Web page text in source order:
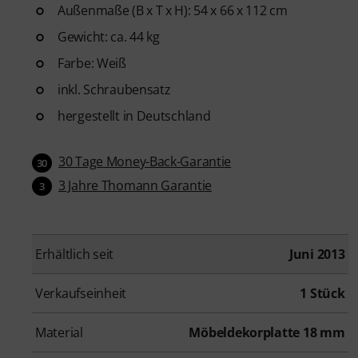
Außenmaße (B x T x H): 54 x 66 x 112 cm
Gewicht: ca. 44 kg
Farbe: Weiß
inkl. Schraubensatz
hergestellt in Deutschland
30 30 Tage Money-Back-Garantie
3 3 Jahre Thomann Garantie
Erhältlich seit Juni 2013
Verkaufseinheit 1 Stück
Material Möbeldekorplatte 18 mm